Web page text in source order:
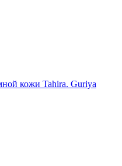
кожи Tahira. Guriya